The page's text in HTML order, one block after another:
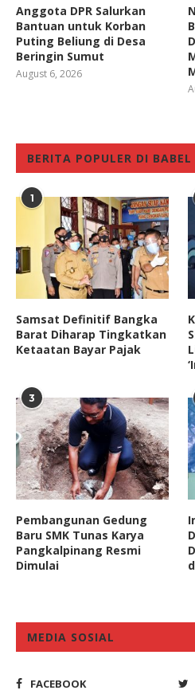
Anggota DPR Salurkan
Bantuan untuk Korban
Puting Beliung di Desa
Beringin Sumut
August 6, 2026
BERITA POPULER DI BABEL
1
Samsat Definitif Bangka
Barat Diharap Tingkatkan
Ketaatan Bayar Pajak
3
Pembangunan Gedung
Baru SMK Tunas Karya
Pangkalpinang Resmi
Dimulai
MEDIA SOSIAL
FACEBOOK